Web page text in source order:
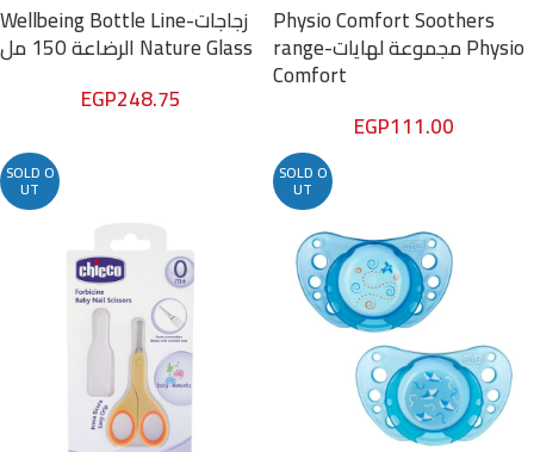
Wellbeing Bottle Line-زجاجات
الرضاعة 150 مل Nature Glass
EGP248.75
Physio Comfort Soothers
range-مجموعة لهايات Physio
Comfort
EGP111.00
SOLD O
UT
SOLD O
UT